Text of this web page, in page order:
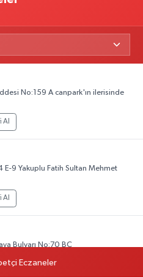
No:159 A canpark'ın ilerisinde
Al
9 Yakuplu Fatih Sultan Mehmet
Al
Bulvarı No:70 BC
Al Eczaneler